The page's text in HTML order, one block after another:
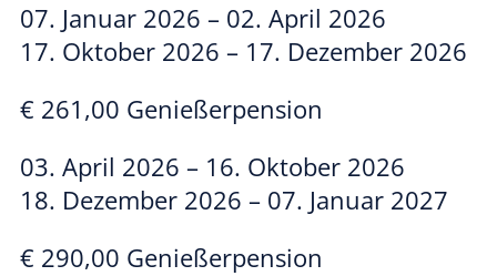
07. Januar 2026 – 02. April 2026
17. Oktober 2026 – 17. Dezember 2026
€ 261,00 Genießerpension
03. April 2026 – 16. Oktober 2026
18. Dezember 2026 – 07. Januar 2027
€ 290,00 Genießerpension